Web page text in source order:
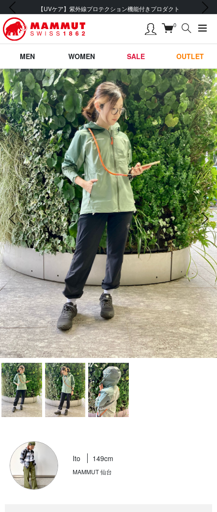
【UVケア】紫外線プロテクション機能付きプロダクト
前の画像 次の画像
0
MEN WOMEN SALE OUTLET
前の画像 次
Ito 149cm
MAMMUT 仙台